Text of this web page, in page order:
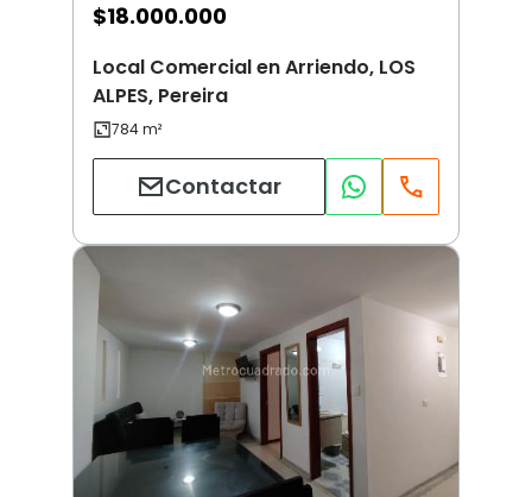
$18.000.000
Local Comercial en Arriendo, LOS
ALPES, Pereira
Contactar